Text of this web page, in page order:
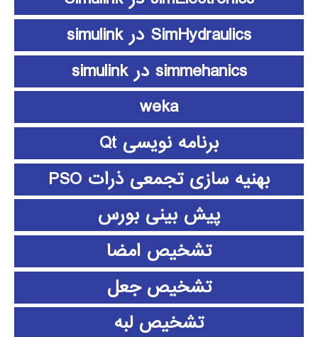
SimHydraulics در simulink
simmehanics در simulink
weka
برنامه نویسی Qt
بهنیه سازی تجمعی ذرات PSO
پیش بینی بورس
تشخیص امضا
تشخیص جعل
تشخیص لبه